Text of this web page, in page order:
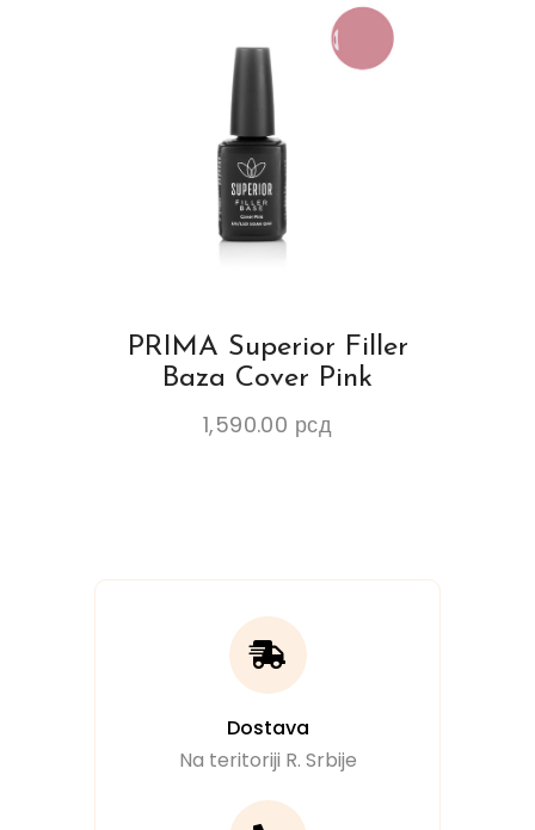
PRIMA Superior Filler
Baza Cover Pink
1,590.00 рсд
Dostava
Na teritoriji R. Srbije